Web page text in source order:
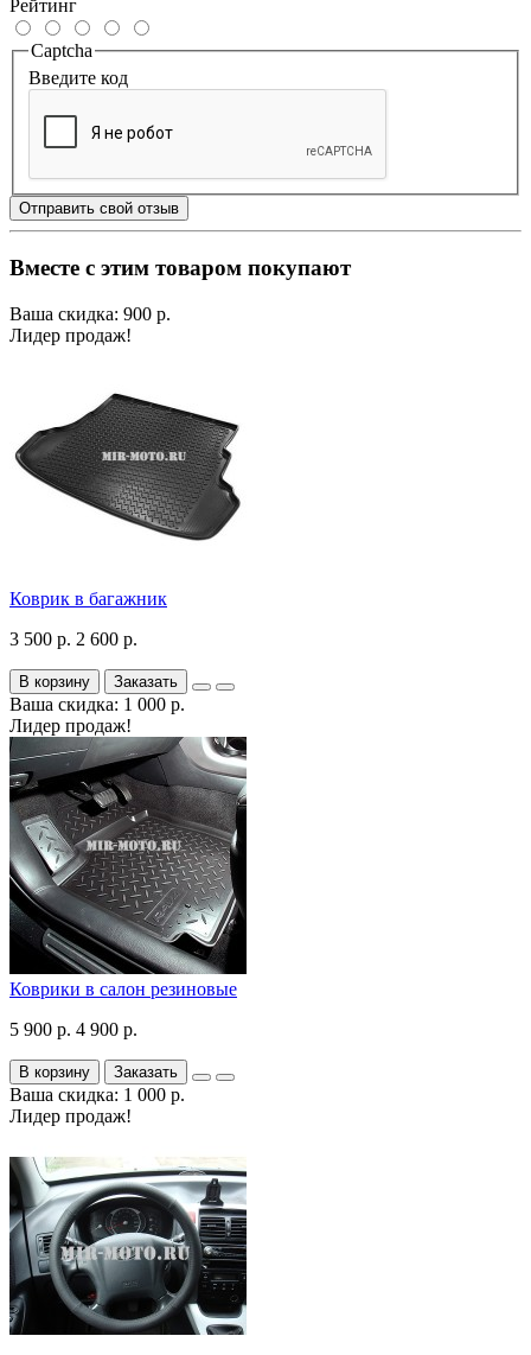
Рейтинг
Captcha
Введите код
Отправить свой отзыв
Вместе с этим товаром покупают
Ваша скидка: 900 р.
Лидер продаж!
Коврик в багажник
3 500 р. 2 600 р.
В корзину Заказать
Ваша скидка: 1 000 р.
Лидер продаж!
Коврики в салон резиновые
5 900 р. 4 900 р.
В корзину Заказать
Ваша скидка: 1 000 р.
Лидер продаж!